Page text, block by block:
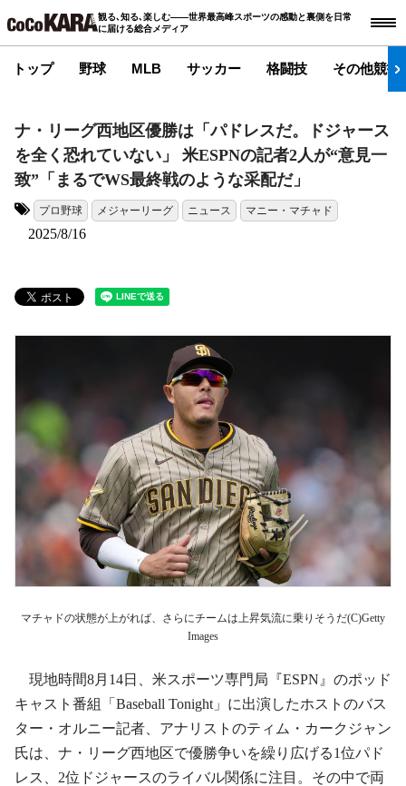
観る､知る､楽しむ――世界最高峰スポーツの感動と裏側を日常
に届ける総合メディア
トップ 野球 MLB サッカー 格闘技 その他競技
ナ・リーグ西地区優勝は「パドレスだ。ドジャース
を全く恐れていない」 米ESPNの記者2人が“意見一
致”「まるでWS最終戦のような采配だ」
プロ野球 メジャーリーグ ニュース マニー・マチャド
2025/8/16
マチャドの状態が上がれば、さらにチームは上昇気流に乗りそうだ(C)Getty
Images
現地時間8月14日、米スポーツ専門局『ESPN』のポッド
キャスト番組「Baseball Tonight」に出演したホストのバス
ター・オルニー記者、アナリストのティム・カークジャン
氏は、ナ・リーグ西地区で優勝争いを繰り広げる1位パド
レス、2位ドジャースのライバル関係に注目。その中で両